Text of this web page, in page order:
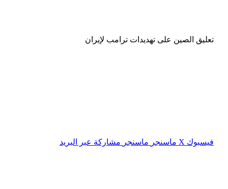
تعليق الصين على تهديدات ترامب لإيران
فيسبوك ‫X ماسنجر ماسنجر مشاركة عبر البريد